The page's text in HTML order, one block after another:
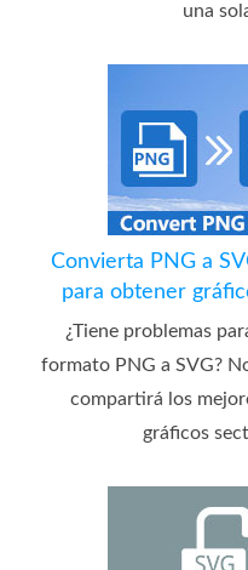
una
Convierta PNG a
para obtener
¿Tiene problemas
formato PNG a SVG?
compartirá los
gráficos